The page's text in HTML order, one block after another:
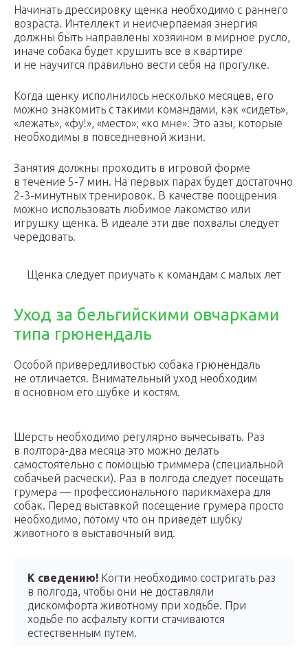
Начинать дрессировку щенка необходимо с раннего
возраста. Интеллект и неисчерпаемая энергия
должны быть направлены хозяином в мирное русло,
иначе собака будет крушить все в квартире
и не научится правильно вести себя на прогулке.
Когда щенку исполнилось несколько месяцев, его
можно знакомить с такими командами, как «сидеть»,
«лежать», «фу!», «место», «ко мне». Это азы, которые
необходимы в повседневной жизни.
Занятия должны проходить в игровой форме
в течение 5-7 мин. На первых парах будет достаточно
2-3-минутных тренировок. В качестве поощрения
можно использовать любимое лакомство или
игрушку щенка. В идеале эти две похвалы следует
чередовать.
Щенка следует приучать к командам с малых лет
Уход за бельгийскими овчарками
типа грюнендаль
Особой привередливостью собака грюнендаль
не отличается. Внимательный уход необходим
в основном его шубке и костям.
Шерсть необходимо регулярно вычесывать. Раз
в полтора-два месяца это можно делать
самостоятельно с помощью триммера (специальной
собачьей расчески). Раз в полгода следует посещать
грумера — профессионального парикмахера для
собак. Перед выставкой посещение грумера просто
необходимо, потому что он приведет шубку
животного в выставочный вид.
К сведению! Когти необходимо состригать раз
в полгода, чтобы они не доставляли
дискомфорта животному при ходьбе. При
ходьбе по асфальту когти стачиваются
естественным путем.